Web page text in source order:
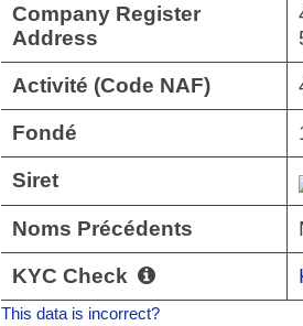
Company Register
Address
Activité (Code NAF)
Fondé
Siret
Noms Précédents
KYC Check
This data is incorrect?